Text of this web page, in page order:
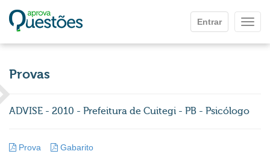
Entrar
Provas
ADVISE - 2010 - Prefeitura de Cuitegi - PB - Psicólogo
Prova Gabarito